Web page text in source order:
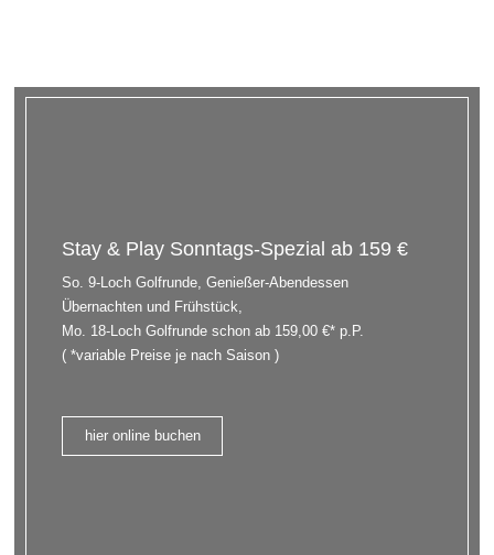
Stay & Play Sonntags-Spezial ab 159 €
So. 9-Loch Golfrunde, Genießer-Abendessen
Übernachten und Frühstück,
Mo. 18-Loch Golfrunde schon ab 159,00 €* p.P.
( *variable Preise je nach Saison )
hier online buchen